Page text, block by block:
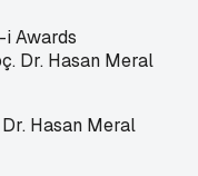
Awards
Hasan Meral